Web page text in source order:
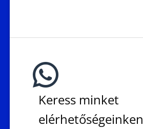
Keress minket
elérhetőségeinken